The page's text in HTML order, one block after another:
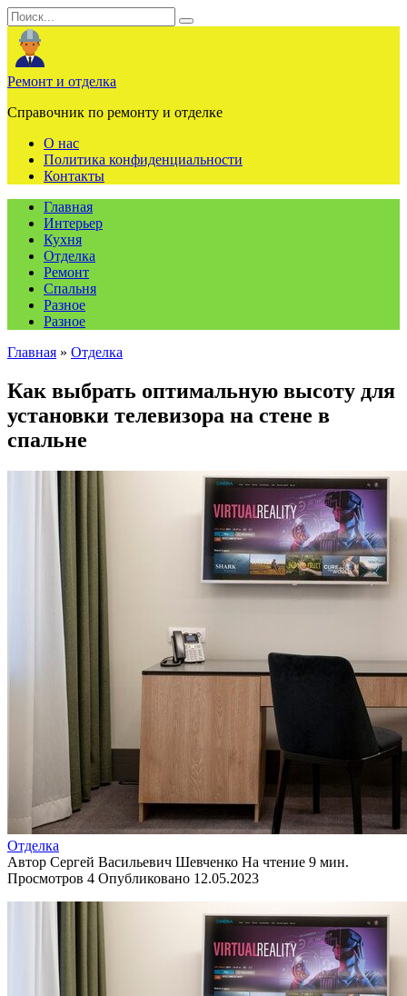
Перейти
к
содержанию
Search
for:
Ремонт и отделка
Справочник по ремонту и отделке
О нас
Политика конфиденциальности
Контакты
Главная
Интерьер
Кухня
Отделка
Ремонт
Спальня
Разное
Разное
Главная » Отделка
Как выбрать оптимальную высоту для
установки телевизора на стене в
спальне
Отделка
Автор Сергей Васильевич Шевченко На чтение 9 мин.
Просмотров 4 Опубликовано 12.05.2023